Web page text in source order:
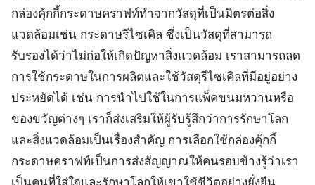
กล่องคุ้กกี้กระดาษคราฟท์ทำจากวัสดุที่เป็นมิตรต่อสิ่ง
แวดล้อมเช่น กระดาษรีไซเคิล ซึ่งเป็นวัสดุที่สามารถ
รับรองได้ว่าไม่ก่อให้เกิดปัญหาสิ่งแวดล้อม เราสามารถลด
การใช้กระดาษในการผลิตและใช้วัสดุรีไซเคิลที่มีอยู่อย่าง
ประหยัดได้ เช่น การนำไปใช้ในการแพ็คขนมหวานหรือ
ของขวัญต่างๆ เราก็ส่งเสริมให้ผู้รับรู้สึกว่าการรักษาโลก
และสิ่งแวดล้อมเป็นเรื่องสำคัญ การเลือกใช้กล่องคุ้กกี้
กระดาษคราฟท์เป็นการส่งสัญญาณให้คนรอบข้างรู้ว่าเรา
เป็นคนที่ใส่ใจและรักษาโลกให้เขาใช้ชีวิตอย่างยั่งยืน